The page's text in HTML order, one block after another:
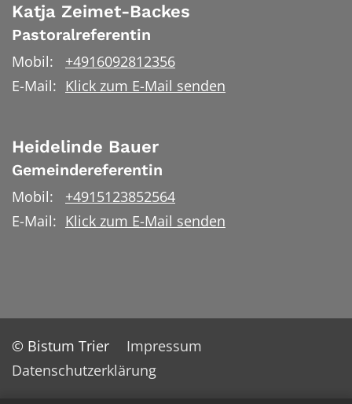
Katja Zeimet-Backes
Pastoralreferentin
Mobil:
+4916092812356
E-Mail: Klick zum E-Mail senden
Heidelinde Bauer
Gemeindereferentin
Mobil:
+4915123852564
E-Mail: Klick zum E-Mail senden
© Bistum Trier
Impressum
Datenschutzerklärung